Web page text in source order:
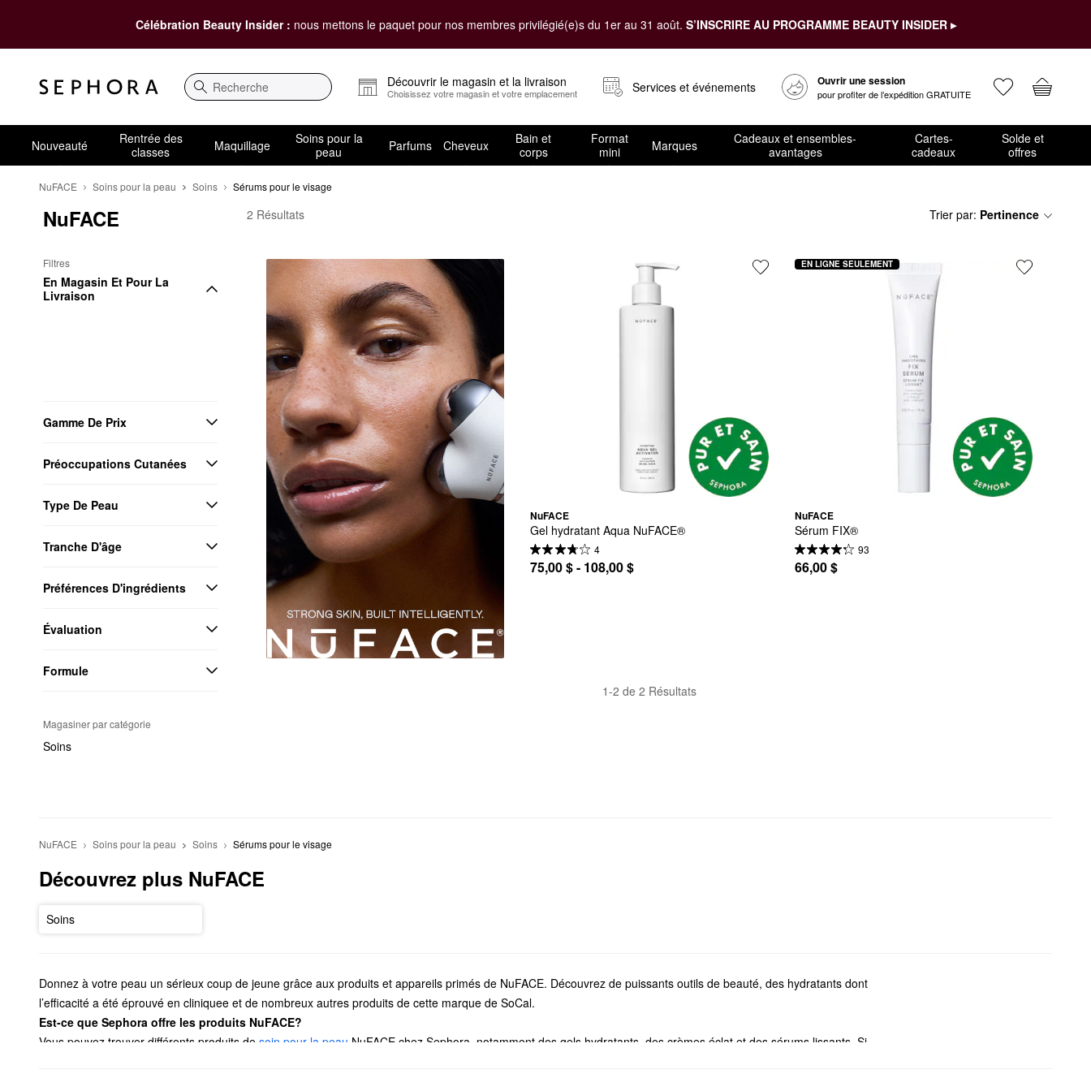
Célébration Beauty Insider : nous mettons le paquet pour nos membres privilégié(e)s du 1er au 31 août. S’INSCRIRE AU PROGRAMME BEAUTY INSIDER ▸
Recherche
Découvrir le magasin et la livraison
Choisissez votre magasin et votre emplacement Services et événements Ouvrir une session
pour profiter de l’expédition GRATUITE
Nouveauté
Rentrée des
classes
Maquillage
Soins pour la
peau
Parfums Cheveux
Bain et
corps
Format
mini
Marques
Cadeaux et ensembles-
avantages
Cartes-
cadeaux
Solde et
offres
NuFACE Soins pour la peau Soins Sérums pour le visage
NuFACE
Filtres
En Magasin Et Pour La
Livraison
Gamme De Prix
Préoccupations Cutanées
Type De Peau
Tranche D'âge
Préférences D'ingrédients
Évaluation
Formule
Magasiner par catégorie
Soins
NuFACE Sérums pour le visage
2 Résultats Trier par: Pertinence
NuFACE
Gel hydratant Aqua NuFACE®
4
75,00 $ - 108,00 $
NuFACE
Sérum FIX®
93
66,00 $
EN LIGNE SEULEMENT
1-2 de 2 Résultats
NuFACE Soins pour la peau Soins Sérums pour le visage
Découvrez plus NuFACE
Soins
Donnez à votre peau un sérieux coup de jeune grâce aux produits et appareils primés de NuFACE. Découvrez de puissants outils de beauté, des hydratants dont
l’efficacité a été éprouvé en cliniquee et de nombreux autres produits de cette marque de SoCal.
Est-ce que Sephora offre les produits NuFACE?
Vous pouvez trouver différents produits de soin pour la peau NuFACE chez Sephora, notamment des gels hydratants, des crèmes éclat et des sérums lissants. Si